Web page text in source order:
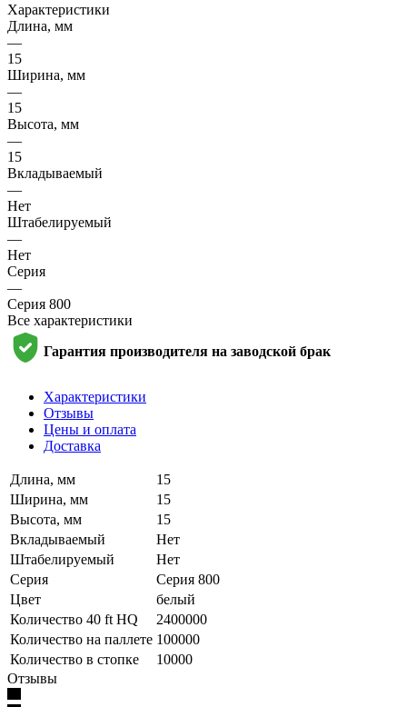
Характеристики
Длина, мм
—
15
Ширина, мм
—
15
Высота, мм
—
15
Вкладываемый
—
Нет
Штабелируемый
—
Нет
Серия
—
Серия 800
Все характеристики
Гарантия производителя на заводской брак
Характеристики
Отзывы
Цены и оплата
Доставка
Длина, мм
15
Ширина, мм
15
Высота, мм
15
Вкладываемый
Нет
Штабелируемый
Нет
Серия
Серия 800
Цвет
белый
Количество 40 ft HQ
2400000
Количество на паллете 100000
Количество в стопке
10000
Отзывы